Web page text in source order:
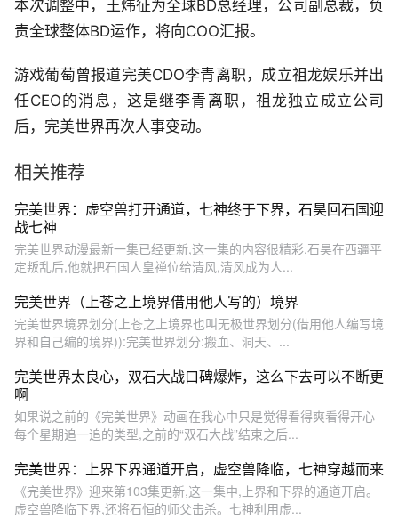
本次调整中，王炜征为全球BD总经理，公司副总裁，负
责全球整体BD运作，将向COO汇报。
游戏葡萄曾报道完美CDO李青离职，成立祖龙娱乐并出
任CEO的消息，这是继李青离职，祖龙独立成立公司
后，完美世界再次人事变动。
相关推荐
完美世界：虚空兽打开通道，七神终于下界，石昊回石国迎
战七神
完美世界动漫最新一集已经更新,这一集的内容很精彩,石昊在西疆平
定叛乱后,他就把石国人皇禅位给清风,清风成为人...
完美世界（上苍之上境界借用他人写的）境界
完美世界境界划分(上苍之上境界也叫无极世界划分(借用他人编写境
界和自己编的境界)):完美世界划分:搬血、洞天、...
完美世界太良心，双石大战口碑爆炸，这么下去可以不断更
啊
如果说之前的《完美世界》动画在我心中只是觉得看得爽看得开心
每个星期追一追的类型,之前的“双石大战”结束之后...
完美世界：上界下界通道开启，虚空兽降临，七神穿越而来
《完美世界》迎来第103集更新,这一集中,上界和下界的通道开启。
虚空兽降临下界,还将石恒的师父击杀。七神利用虚...